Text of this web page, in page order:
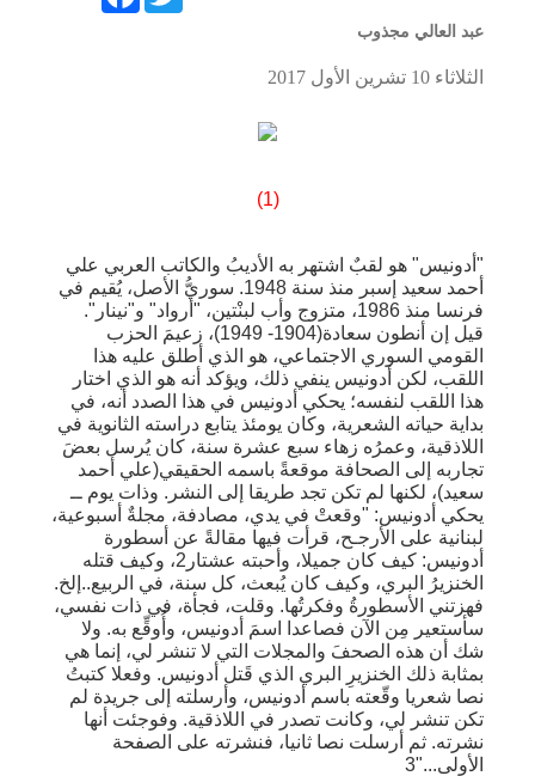
عبد العالي مجذوب
الثلاثاء 10 تشرين الأول 2017
(1)
"أدونيس" هو لقبٌ اشتهر به الأديبُ والكاتب العربي علي
أحمد سعيد إسبر منذ سنة 1948. سوريُّ الأصل، يُقيم في
فرنسا منذ 1986، متزوج وأب لبنْتين، "أرواد" و"نينار".
قيل إن أنطون سعادة(1904- 1949)، زعيمَ الحزب
القومي السوري الاجتماعي، هو الذي أطلق عليه هذا
اللقب، لكن أدونيس ينفي ذلك، ويؤكد أنه هو الذي اختار
هذا اللقب لنفسه؛ يحكي أدونيس في هذا الصدد أنه، في
بداية حياته الشعرية، وكان يومئذ يتابع دراسته الثانوية في
اللاذقية، وعمرُه زهاء سبع عشرة سنة، كان يُرسل بعضَ
تجاربه إلى الصحافة موقعةً باسمه الحقيقي(علي أحمد
سعيد)، لكنها لم تكن تجد طريقا إلى النشر. وذات يوم ــ
يحكي أدونيس: "وقعتْ في يدي، مصادفة، مجلةٌ أسبوعية،
لبنانية على الأرجـح، قرأت فيها مقالةً عن أسطورة
أدونيس: كيف كان جميلا، وأحبته عشتار2، وكيف قتله
الخنزيرُ البري، وكيف كان يُبعث، كل سنة، في الربيع..إلخ.
فهزتني الأسطورةُ وفكرتُها. وقلت، فجأة، في ذات نفسي،
سأستعير مِن الآن فصاعدا اسمَ أدونيس، وأُوقِّع به. ولا
شك أن هذه الصحفَ والمجلات التي لا تنشر لي، إنما هي
بمثابة ذلك الخنزيرِ البري الذي قَتل أدونيس. وفعلا كتبتُ
نصا شعريا وقّعته باسم أدونيس، وأرسلته إلى جريدة لم
تكن تنشر لي، وكانت تصدر في اللاذقية. وفوجئت أنها
نشرته. ثم أرسلت نصا ثانيا، فنشرته على الصفحة
الأولى..."3